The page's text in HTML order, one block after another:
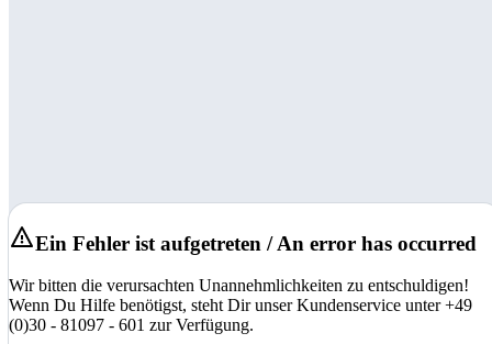
Ein Fehler ist aufgetreten / An error has occurred
Wir bitten die verursachten Unannehmlichkeiten zu entschuldigen!
Wenn Du Hilfe benötigst, steht Dir unser Kundenservice unter +49
(0)30 - 81097 - 601 zur Verfügung.